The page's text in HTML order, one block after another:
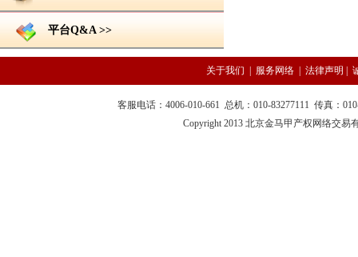
平台Q&A >>
关于我们 服务网络 |法律声明 |
客服电话：4006-010-661 总机：010-83277111 传真：
Copyright 2013 北京金马甲产权网络交